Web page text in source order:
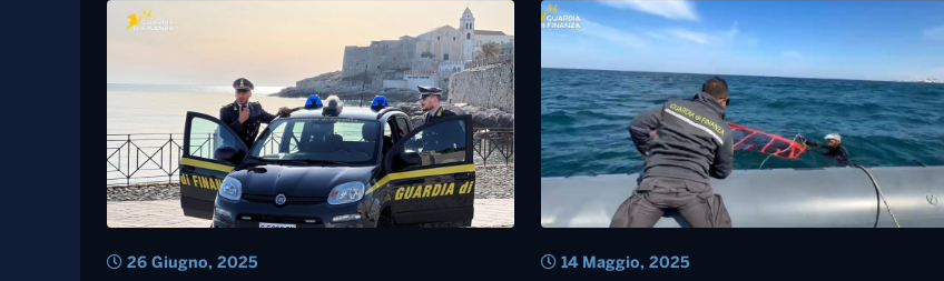
26 Giugno, 2025 14 Maggio, 2025